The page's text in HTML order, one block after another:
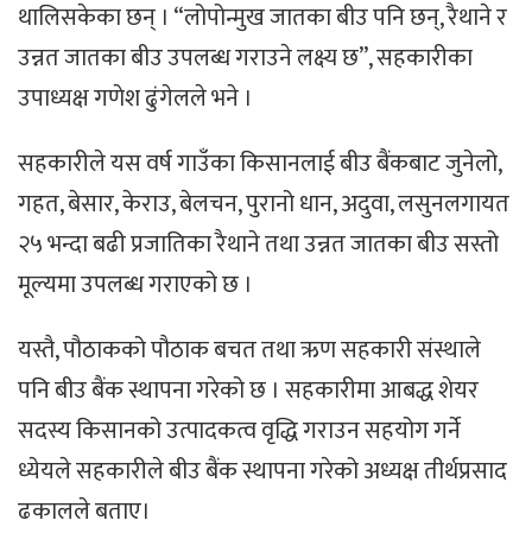
थालिसकेका छन् । “लोपोन्मुख जातका बीउ पनि छन्, रैथाने र
उन्नत जातका बीउ उपलब्ध गराउने लक्ष्य छ”, सहकारीका
उपाध्यक्ष गणेश ढुंगेलले भने ।
सहकारीले यस वर्ष गाउँका किसानलाई बीउ बैंकबाट जुनेलो,
गहत, बेसार, केराउ, बेलचन, पुरानो धान, अदुवा, लसुनलगायत
२५ भन्दा बढी प्रजातिका रैथाने तथा उन्नत जातका बीउ सस्तो
मूल्यमा उपलब्ध गराएको छ ।
यस्तै, पौठाकको पौठाक बचत तथा ऋण सहकारी संस्थाले
पनि बीउ बैंक स्थापना गरेको छ । सहकारीमा आबद्ध शेयर
सदस्य किसानको उत्पादकत्व वृद्धि गराउन सहयोग गर्ने
ध्येयले सहकारीले बीउ बैंक स्थापना गरेको अध्यक्ष तीर्थप्रसाद
ढकालले बताए।